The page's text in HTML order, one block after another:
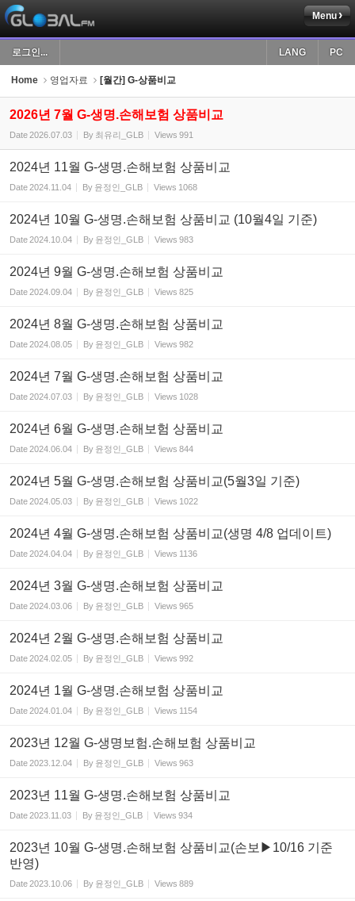
Menu
로그인... PC
LANG
Home 영업자료 [월간] G-상품비교
2026년 7월 G-생명.손해보험 상품비교
Date2026.07.03 By 최유리_GLB Views 991
2024년 11월 G-생명.손해보험 상품비교
Date2024.11.04 By 윤정인_GLB Views 1068
2024년 10월 G-생명.손해보험 상품비교 (10월4일 기준)
Date2024.10.04 By 윤정인_GLB Views 983
2024년 9월 G-생명.손해보험 상품비교
Date2024.09.04 By 윤정인_GLB Views 825
2024년 8월 G-생명.손해보험 상품비교
Date2024.08.05 By 윤정인_GLB Views 982
2024년 7월 G-생명.손해보험 상품비교
Date2024.07.03 By 윤정인_GLB Views 1028
2024년 6월 G-생명.손해보험 상품비교
Date2024.06.04 By 윤정인_GLB Views 844
2024년 5월 G-생명.손해보험 상품비교(5월3일 기준)
Date2024.05.03 By 윤정인_GLB Views 1022
2024년 4월 G-생명.손해보험 상품비교(생명 4/8 업데이트)
Date2024.04.04 By 윤정인_GLB Views 1136
2024년 3월 G-생명.손해보험 상품비교
Date2024.03.06 By 윤정인_GLB Views 965
2024년 2월 G-생명.손해보험 상품비교
Date2024.02.05 By 윤정인_GLB Views 992
2024년 1월 G-생명.손해보험 상품비교
Date2024.01.04 By 윤정인_GLB Views 1154
2023년 12월 G-생명보험.손해보험 상품비교
Date2023.12.04 By 윤정인_GLB Views 963
2023년 11월 G-생명.손해보험 상품비교
Date2023.11.03 By 윤정인_GLB Views 934
2023년 10월 G-생명.손해보험 상품비교(손보▶10/16 기준
반영)
Date2023.10.06 By 윤정인_GLB Views 889
Sketchbook5, 스케치북5
Sketchbook5, 스케치북5